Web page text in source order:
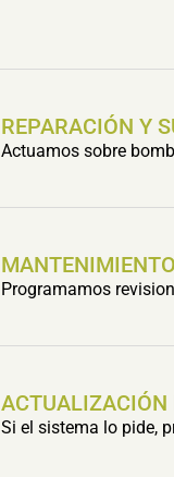
REPARACIÓN Y
Actuamos sobre
Programamos
ACTUALIZACIÓN
Si el sistema lo pide,